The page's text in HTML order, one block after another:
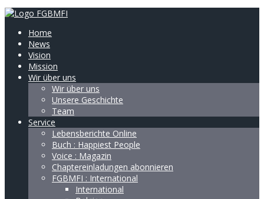
Home
News
Vision
Mission
Wir über uns
Wir über uns
Unsere Geschichte
Team
Service
Lebensberichte Online
Buch : Happiest People
Voice : Magazin
Chaptereinladungen abonnieren
FGBMFI : International
International